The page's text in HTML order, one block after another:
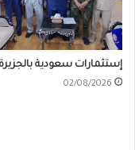
إستثمارات سعودية بالجزيرة
02/08/2026